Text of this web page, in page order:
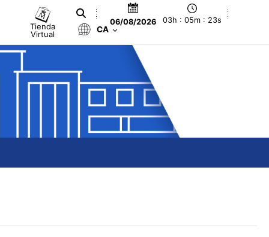
Tienda
Virtual
06/08/2026 03h : 05m : 24s
CA